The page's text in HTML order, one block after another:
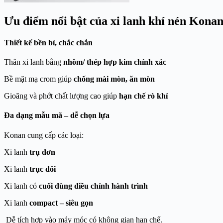
Ưu điểm nổi bật của xi lanh khí nén Konan
Thiết kế bền bỉ, chắc chắn
Thân xi lanh bằng nhôm/ thép hợp kim chính xác
Bề mặt mạ crom giúp chống mài mòn, ăn mòn
Gioăng và phớt chất lượng cao giúp hạn chế rò khí
Đa dạng mẫu mã – dễ chọn lựa
Konan cung cấp các loại:
Xi lanh trụ đơn
Xi lanh trục đôi
Xi lanh có cuối dùng điều chỉnh hành trình
Xi lanh compact – siêu gọn
Dễ tích hợp vào máy móc có không gian hạn chế.